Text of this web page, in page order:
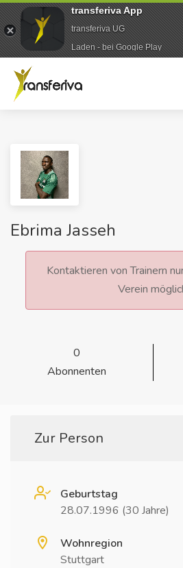
Ebrima Jasseh
Kontaktieren von Trainern
Verein
0
Abonnenten
Zur Person
Geburtstag
28.07.1996 (30 Jahre)
Wohnregion
Stuttgart
transferiva App
transferiva UG
Laden - bei Google Play